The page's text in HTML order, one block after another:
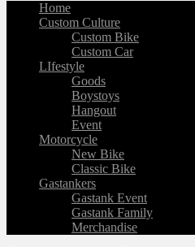
Home
Custom Culture
Custom Bike
Custom Car
LIfestyle
Goods
Boystoys
Hangout
Event
Motorcycle
New Bike
Classic Bike
Gastankers
Gastank Event
Gastank Family
Merchandise